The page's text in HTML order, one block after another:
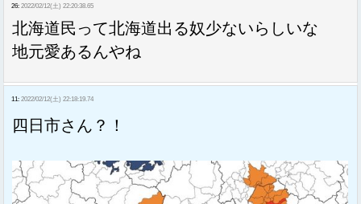
26: 2022/02/12(土) 22:20:38.65
北海道民って北海道出る奴少ないらしいな
地元愛あるんやね
11: 2022/02/12(土) 22:18:19.74
四日市さん？！